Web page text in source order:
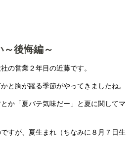
～後悔編～
の営業２年目の近藤です。
と胸が躍る季節がやってきましたね。
か「夏バテ気味だー」と夏に関してマ
すが、夏生まれ（ちなみに８月７日生